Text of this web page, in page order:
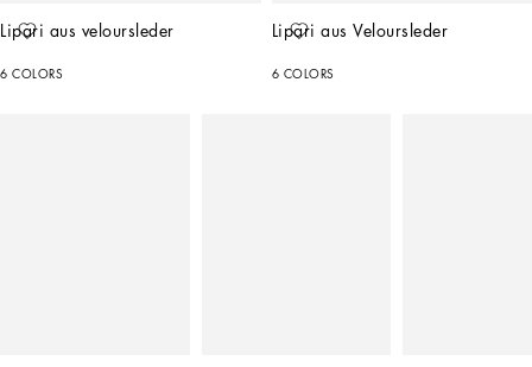
Lipari aus veloursleder
6 COLORS
Lipari aus Veloursleder
6 COLORS